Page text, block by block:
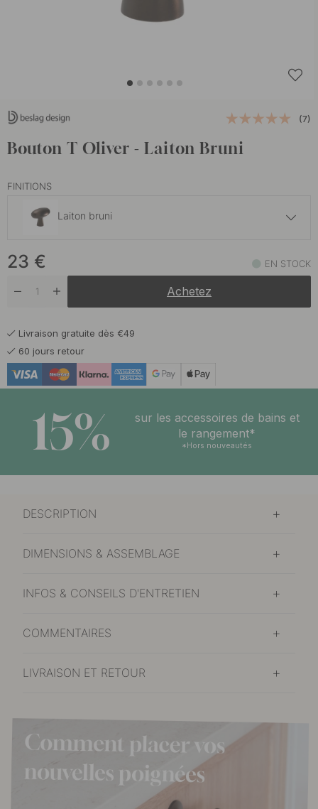
(7)
Bouton T Oliver - Laiton Bruni
FINITIONS
Laiton bruni
En stock
En stock
Laiton poli
Noir mat 19 €
Plaqué nickel
23 € EN STOCK
Achetez
Livraison gratuite dès €49
60 jours retour
15%
sur les accessoires de bains et
le rangement*
*Hors nouveautés
DESCRIPTION
DIMENSIONS & ASSEMBLAGE
INFOS & CONSEILS D'ENTRETIEN
COMMENTAIRES
LIVRAISON ET RETOUR